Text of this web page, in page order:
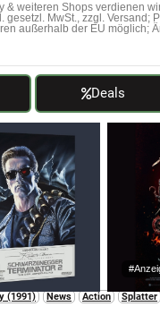
& weiteren Shops verdienen
gesetzl. MwSt., zzgl.
außerhalb der EU möglich;
Deals
(1991) News Action Splatter